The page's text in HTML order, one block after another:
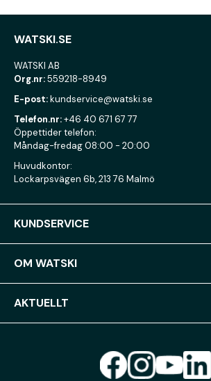
WATSKI.SE
WATSKI AB
Org.nr:559218-8949
E-post:kundservice@watski.se
Telefon.nr:+46 40 671 67 77
Öppettider telefon:
Måndag-fredag 08:00 - 20:00
Huvudkontor:
Lockarpsvägen 6b, 213 76 Malmö
KUNDSERVICE
OM WATSKI
AKTUELLT